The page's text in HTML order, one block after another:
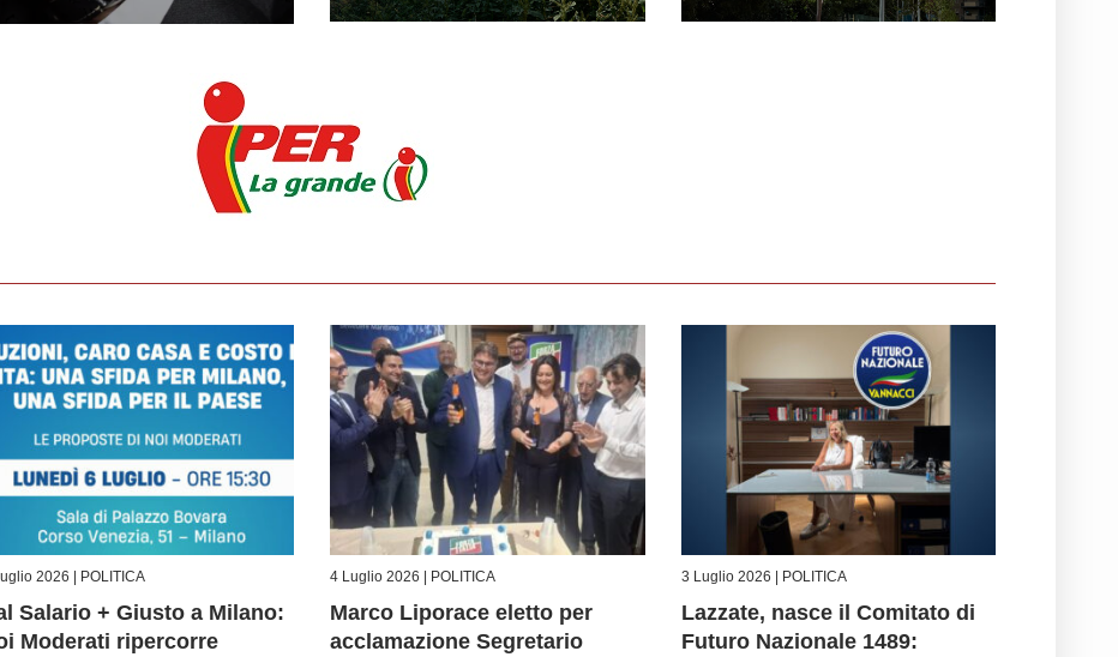
2026 | POLITICA
Salario + Giusto a Milano:
Moderati ripercorre
4 Luglio 2026 | POLITICA
Marco Liporace eletto per
acclamazione Segretario
3 Luglio 2026 | POLITICA
Lazzate, nasce il Comitato di
Futuro Nazionale 1489: